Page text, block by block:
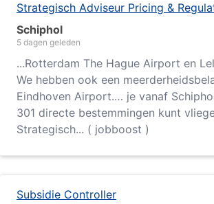
Strategisch Adviseur Pricing &
Schiphol
5 dagen geleden
...Rotterdam The Hague Airport en
We hebben ook een
Eindhoven Airport.… je vanaf
301 directe bestemmingen kunt
Strategisch... ( jobboost )
Subsidie Controller